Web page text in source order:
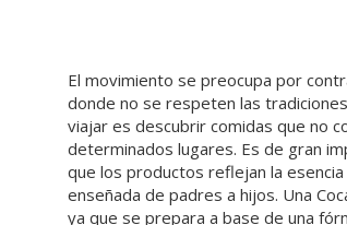
El movimiento se preocupa por
donde no se respeten las
viajar es descubrir comidas que no
determinados lugares. Es de gran
que los productos reflejan la
enseñada de padres a hijos. Una
ya que se prepara a base de una